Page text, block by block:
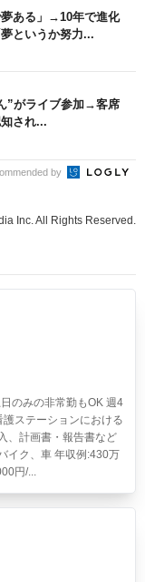
夢ある」→10年で進化
というか努力...
”がライブ参加→客席
され...
by
Inc. All Rights Reserved.
のみの非常勤もOK 週4
ステーションにおける
、計画書・報告書など
イク、車 年収例:430万
円/...